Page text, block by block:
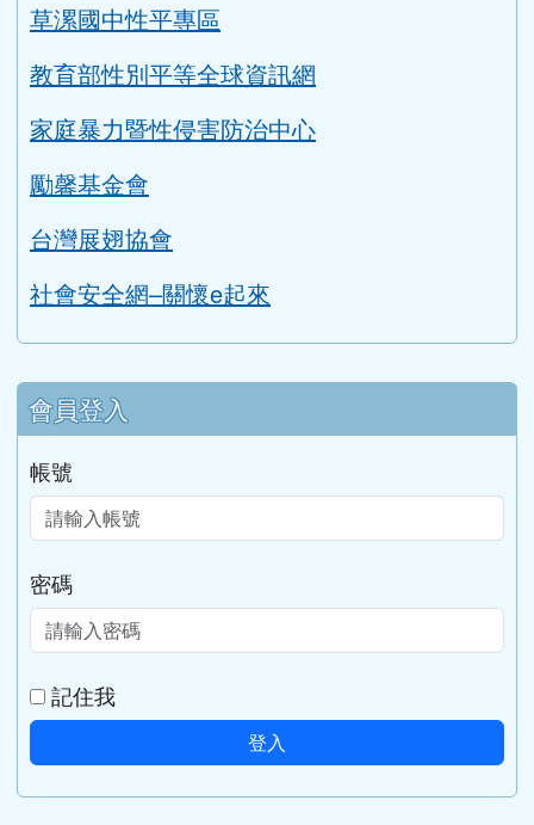
草漯國中性平專區
教育部性別平等全球資訊網
家庭暴力暨性侵害防治中心
勵馨基金會
台灣展翅協會
社會安全網–關懷e起來
會員登入
帳號
密碼
記住我
登入